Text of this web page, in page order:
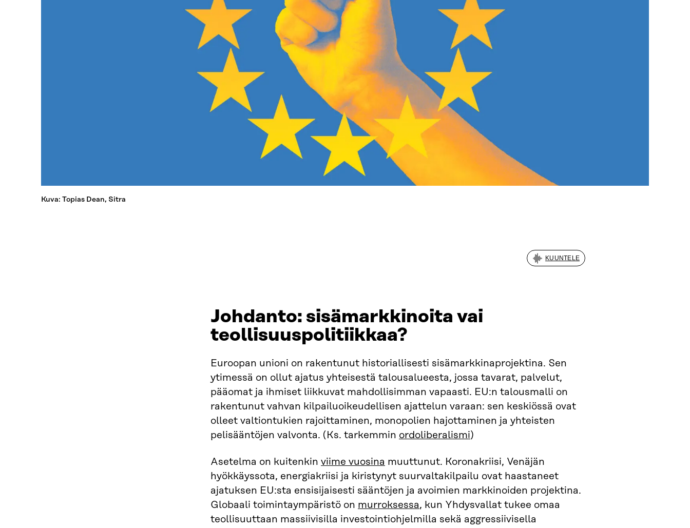
Kuva: Topias Dean, Sitra
KUUNTELE
Johdanto: sisämarkkinoita vai
teollisuuspolitiikkaa?
Euroopan unioni on rakentunut historiallisesti sisämarkkinaprojektina. Sen
ytimessä on ollut ajatus yhteisestä talousalueesta, jossa tavarat, palvelut,
pääomat ja ihmiset liikkuvat mahdollisimman vapaasti. EU:n talousmalli on
rakentunut vahvan kilpailuoikeudellisen ajattelun varaan: sen keskiössä ovat
olleet valtiontukien rajoittaminen, monopolien hajottaminen ja yhteisten
pelisääntöjen valvonta. (Ks. tarkemmin ordoliberalismi)
Asetelma on kuitenkin viime vuosina muuttunut. Koronakriisi, Venäjän
hyökkäyssota, energiakriisi ja kiristynyt suurvaltakilpailu ovat haastaneet
ajatuksen EU:sta ensisijaisesti sääntöjen ja avoimien markkinoiden projektina.
Globaali toimintaympäristö on murroksessa, kun Yhdysvallat tukee omaa
teollisuuttaan massiivisilla investointiohjelmilla sekä aggressiivisella